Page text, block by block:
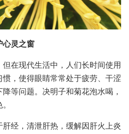
心灵之窗
但在现代生活中，人们长时间使用
，使得眼睛常常处于疲劳、干涩
等问题。决明子和菊花泡水喝，
肝经，清泄肝热，缓解因肝火上炎